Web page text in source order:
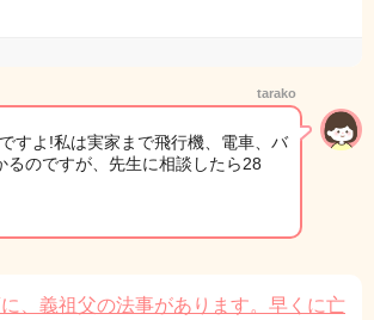
tarako
すよ!私は実家まで飛行機、電車、バ
るのですが、先生に相談したら28
、義祖父の法事があります。早くに亡